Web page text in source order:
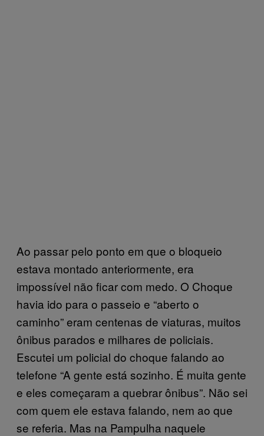
Ao passar pelo ponto em que o bloqueio
estava montado anteriormente, era
impossível não ficar com medo. O Choque
havia ido para o passeio e “aberto o
caminho” eram centenas de viaturas, muitos
ônibus parados e milhares de policiais.
Escutei um policial do choque falando ao
telefone “A gente está sozinho. É muita gente
e eles começaram a quebrar ônibus”. Não sei
com quem ele estava falando, nem ao que
se referia. Mas na Pampulha naquele